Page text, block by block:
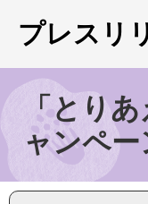
プレスリ
「とり
ャンペ